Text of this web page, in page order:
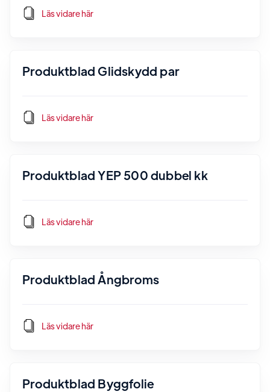
Läs vidare här
Produktblad Glidskydd par
Läs vidare här
Produktblad YEP 500 dubbel kk
Läs vidare här
Produktblad Ångbroms
Läs vidare här
Produktblad Byggfolie